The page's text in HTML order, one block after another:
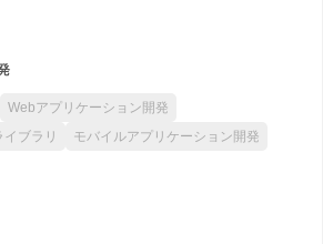
Webアプリケーション開発
ブラリ
モバイルアプリケーション開発